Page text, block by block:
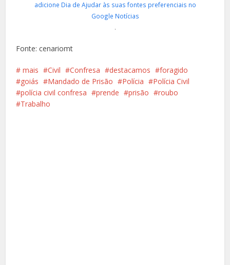
adicione Dia de Ajudar às suas fontes preferenciais no
Google Notícias
.
Fonte: cenariomt
‍️‍ mais Civil Confresa destacamos
foragido
goiás
Mandado de Prisão Polícia
Polícia Civil
polícia civil confresa
prende prisão
roubo
Trabalho